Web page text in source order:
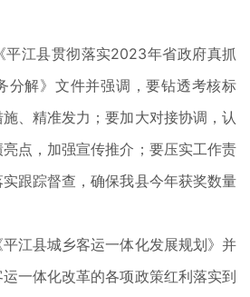
江县贯彻落实2023年省政府真抓
分解》文件并强调，要钻透考核标
、精准发力；要加大对接协调，认
点，加强宣传推介；要压实工作责
跟踪督查，确保我县今年获奖数量
县城乡客运一体化发展规划》并
一体化改革的各项政策红利落实到